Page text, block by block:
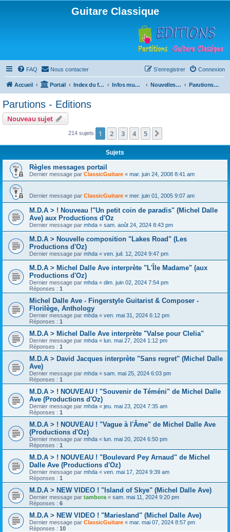
Guitare Classique
FAQ Nous contacter Connexion
S’enregistrer
Accueil Portail Index du forum Infos musicales Nouvelles de toutes sortes, concerts, partitions… Parutions - Editions
Parutions - Editions
Nouveau sujet
214 sujets 1 2 3 4 5
Sujets
Règles messages portail
Dernier message par ClassicGuitare « mar. juin 24, 2008 8:41 am
Dernier message par ClassicGuitare « mer. juin 01, 2005 9:07 am
M.D.A > ! Nouveau !"Un petit coin de paradis" (Michel Dalle
Ave) aux Productions d'Oz
Dernier message par mhda « sam. août 24, 2024 8:43 pm
M.D.A > Nouvelle composition "Lakes Road" (Les
Productions d'Oz)
Dernier message par mhda « ven. juil. 12, 2024 9:47 pm
M.D.A > Michel Dalle Ave interprète "L'Île Madame" (aux
Productions d'Oz)
Dernier message par mhda « dim. juin 02, 2024 7:54 pm
Réponses : 1
Michel Dalle Ave - Fingerstyle Guitarist & Composer -
Florilège, Anthology
Dernier message par mhda « ven. mai 31, 2024 6:12 pm
Réponses : 1
M.D.A > Michel Dalle Ave interprète "Valse pour Clelia"
Dernier message par mhda « lun. mai 27, 2024 1:12 pm
Réponses : 1
M.D.A > David Jacques interprète "Sans regret" (Michel Dalle
Ave)
Dernier message par mhda « sam. mai 25, 2024 6:03 pm
Réponses : 1
M.D.A > ! NOUVEAU ! "Souvenir de Téméni" de Michel Dalle
Ave (Productions d'Oz)
Dernier message par mhda « jeu. mai 23, 2024 7:35 am
Réponses : 1
M.D.A > ! NOUVEAU ! "Vague à l'Âme" de Michel Dalle Ave
(Productions d'Oz)
Dernier message par mhda « lun. mai 20, 2024 6:50 pm
Réponses : 1
M.D.A > ! NOUVEAU ! "Boulevard Pey Arnaud" de Michel
Dalle Ave (Productions d'Oz)
Dernier message par mhda « ven. mai 17, 2024 9:39 am
Réponses : 1
M.D.A > NEW VIDEO ! "Island of Skye" (Michel Dalle Ave)
Dernier message par tambora « sam. mai 11, 2024 9:20 pm
Réponses : 6
M.D.A > NEW VIDEO ! "Mariesland" (Michel Dalle Ave)
Dernier message par ClassicGuitare « mar. mai 07, 2024 8:57 pm
Réponses : 10